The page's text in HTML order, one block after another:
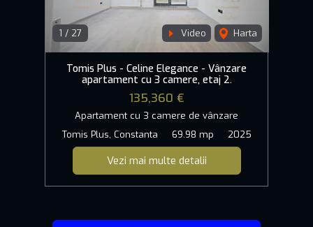
1 / 27 Video Harta
Tomis Plus - Celine Elegance - Vânzare
apartament cu 3 camere, etaj 2.
135,360 €
Apartament cu 3 camere de vânzare
Tomis Plus, Constanta
69.98 mp 2025
Vezi mai multe detalii